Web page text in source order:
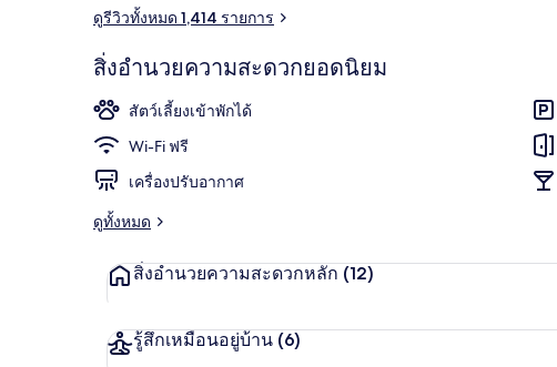
ดูรีวิวทั้งหมด 1,414 รายการ
สิ่งอำนวยความสะดวกยอดนิยม
สัตว์เลี้ยงเข้าพักได้
Wi-Fi ฟรี
เครื่องปรับอากาศ
ดูทั้งหมด
สิ่งอำนวยความสะดวกหลัก (12)
รู้สึกเหมือนอยู่บ้าน (6)